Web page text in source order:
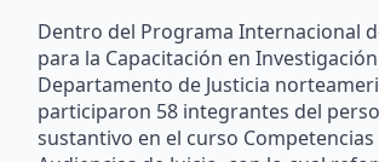
Dentro del Programa Internacional
para la Capacitación en
Departamento de Justicia
participaron 58 integrantes del
sustantivo en el curso Competencias